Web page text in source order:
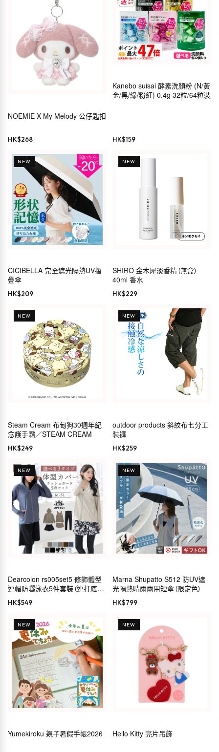
NOEMIE X My Melody 公仔匙扣
HK$268
Kanebo suisai 酵素洗顏粉 (N/黃
金/黑/綠/粉紅) 0.4g 32粒/64粒裝
HK$159
NEW
CICIBELLA 完全遮光隔熱UV摺
疊傘
HK$209
NEW
SHIRO 金木犀淡香精（無盒）
40ml 香水
HK$229
NEW
Steam Cream 布甸狗30週年紀
念護手霜／STEAM CREAM
HK$249
NEW
outdoor products 斜紋布七分工
裝褲
HK$259
NEW
Dearcolon rs005set5 修飾體型
連帽防曬泳衣5件套裝（連打底
褲）
HK$549
NEW
Marna Shupatto S512 防UV遮
光隔熱晴雨兩用短傘（限定色）
HK$799
NEW
Yumekiroku 親子暑假手帳2026
NEW
Hello Kitty 亮片吊飾